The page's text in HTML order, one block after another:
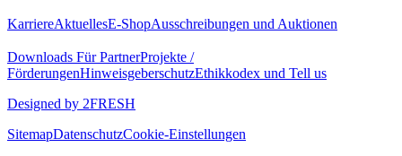
KarriereAktuellesE-ShopAusschreibungen und Auktionen
Downloads Für PartnerProjekte /
FörderungenHinweisgeberschutzEthikkodex und Tell us
Designed by 2FRESH
SitemapDatenschutzCookie-Einstellungen